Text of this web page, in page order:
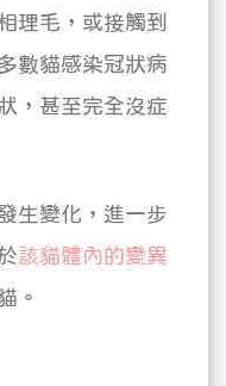
理毛，或接觸到
數貓感染冠狀病
，甚至完全沒症
生變化，進一步
該貓體內的變異
。